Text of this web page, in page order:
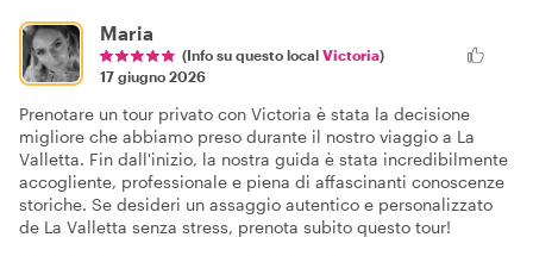
Maria
(Info su questo local Victoria)
17 giugno 2026
Prenotare un tour privato con Victoria è stata la decisione
migliore che abbiamo preso durante il nostro viaggio a La
Valletta. Fin dall'inizio, la nostra guida è stata incredibilmente
accogliente, professionale e piena di affascinanti conoscenze
storiche. Se desideri un assaggio autentico e personalizzato
de La Valletta senza stress, prenota subito questo tour!